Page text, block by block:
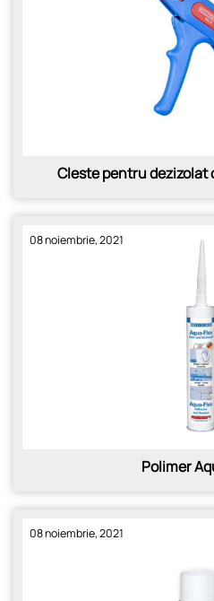
Cleste pentru
08 noiembrie, 2021
Polimer
08 noiembrie, 2021